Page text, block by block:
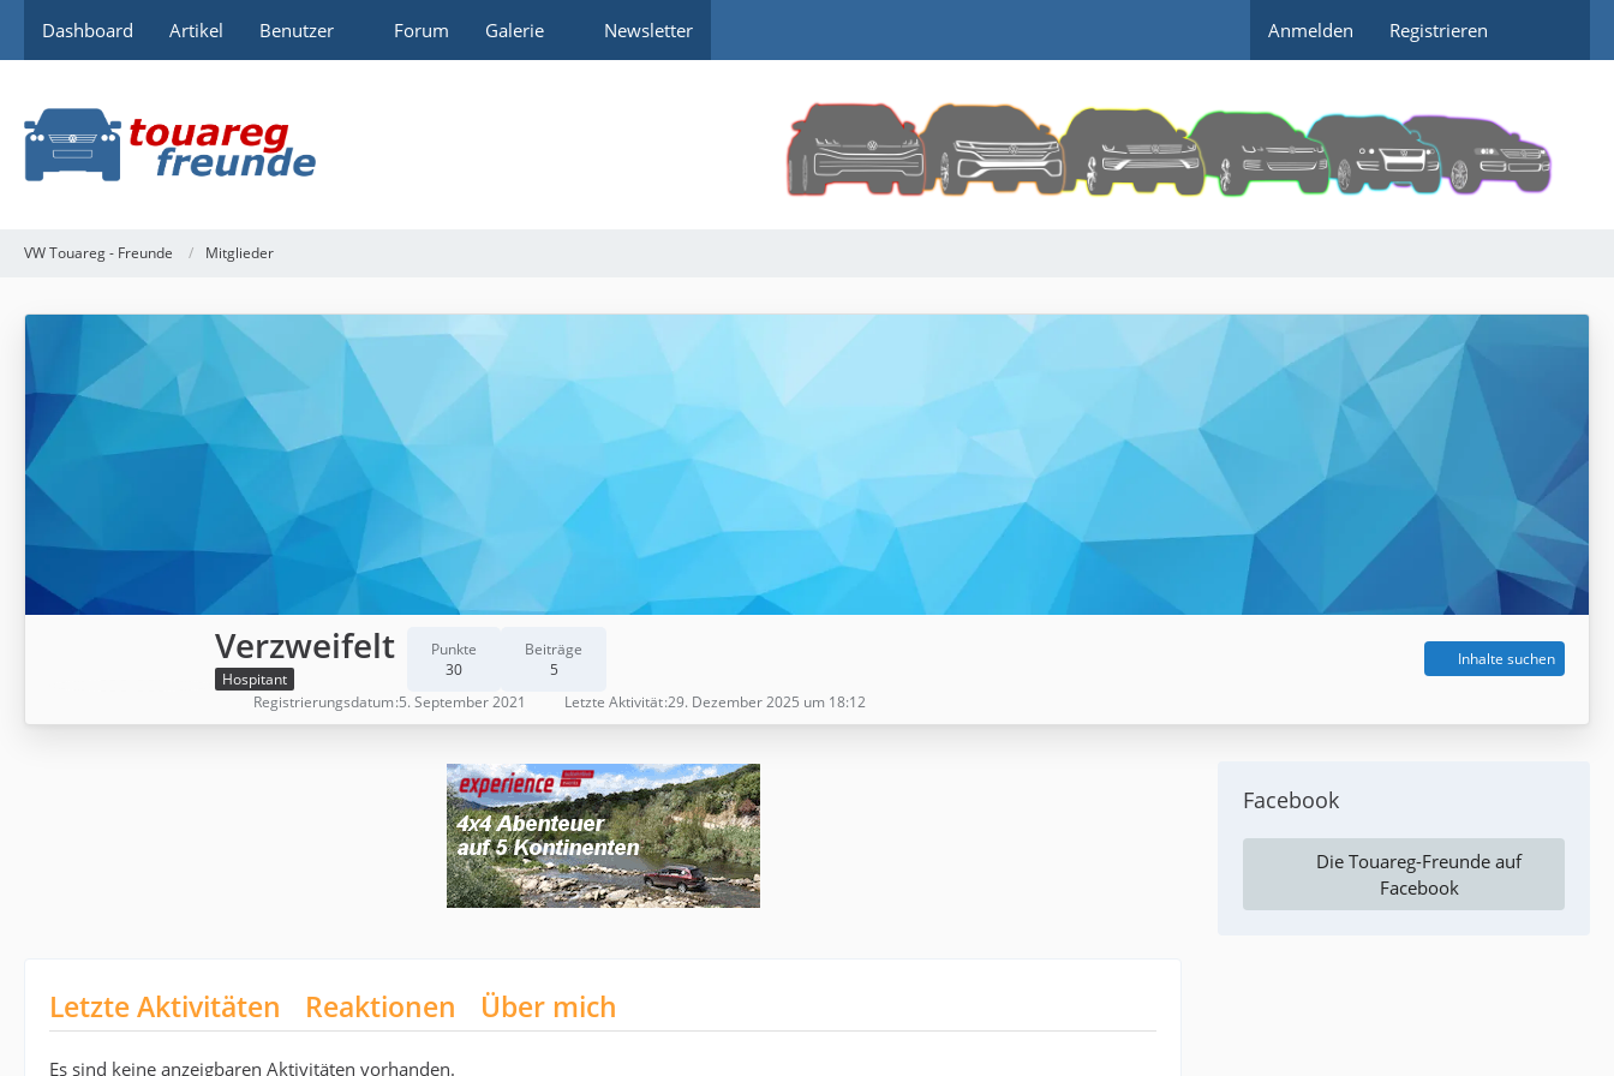
Dashboard Artikel Benutzer Forum Galerie Newsletter Anmelden Registrieren
VW Touareg - Freunde Mitglieder
Verzweifelt
Hospitant
Punkte
30
Beiträge
5
Inhalte suchen
Registrierungsdatum 5. September 2021 Letzte Aktivität 29. Dezember 2025 um 18:12
Letzte Aktivitäten Reaktionen Über mich
Es sind keine anzeigbaren Aktivitäten vorhanden.
Facebook
Die Touareg-Freunde auf
Facebook